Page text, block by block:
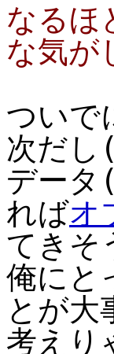
なるほ
な気
ついで
次だし
データ
ればオ
てきそ
俺にと
とが
考えり